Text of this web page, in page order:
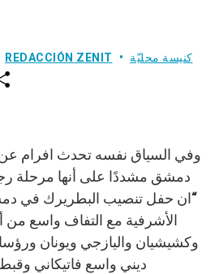
REDACCIÓN ZENIT كنيسة محليّة
وفي السياق نفسه تحدث افرام
دمشق مشددًا على أنها مرحلة
“ان حفل تنصيب البطريرك في
الأشرفية مع التفاف واسع من
وكشيشيان واليازجي ويونان
ديني واسع فاتيكاني